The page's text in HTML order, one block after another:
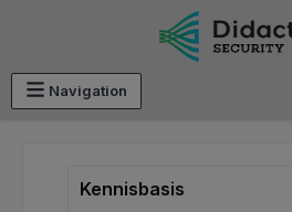
Navigation
Kennisbasis